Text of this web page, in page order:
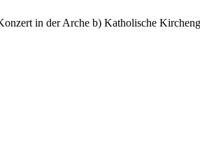
in der Arche b) Katholische